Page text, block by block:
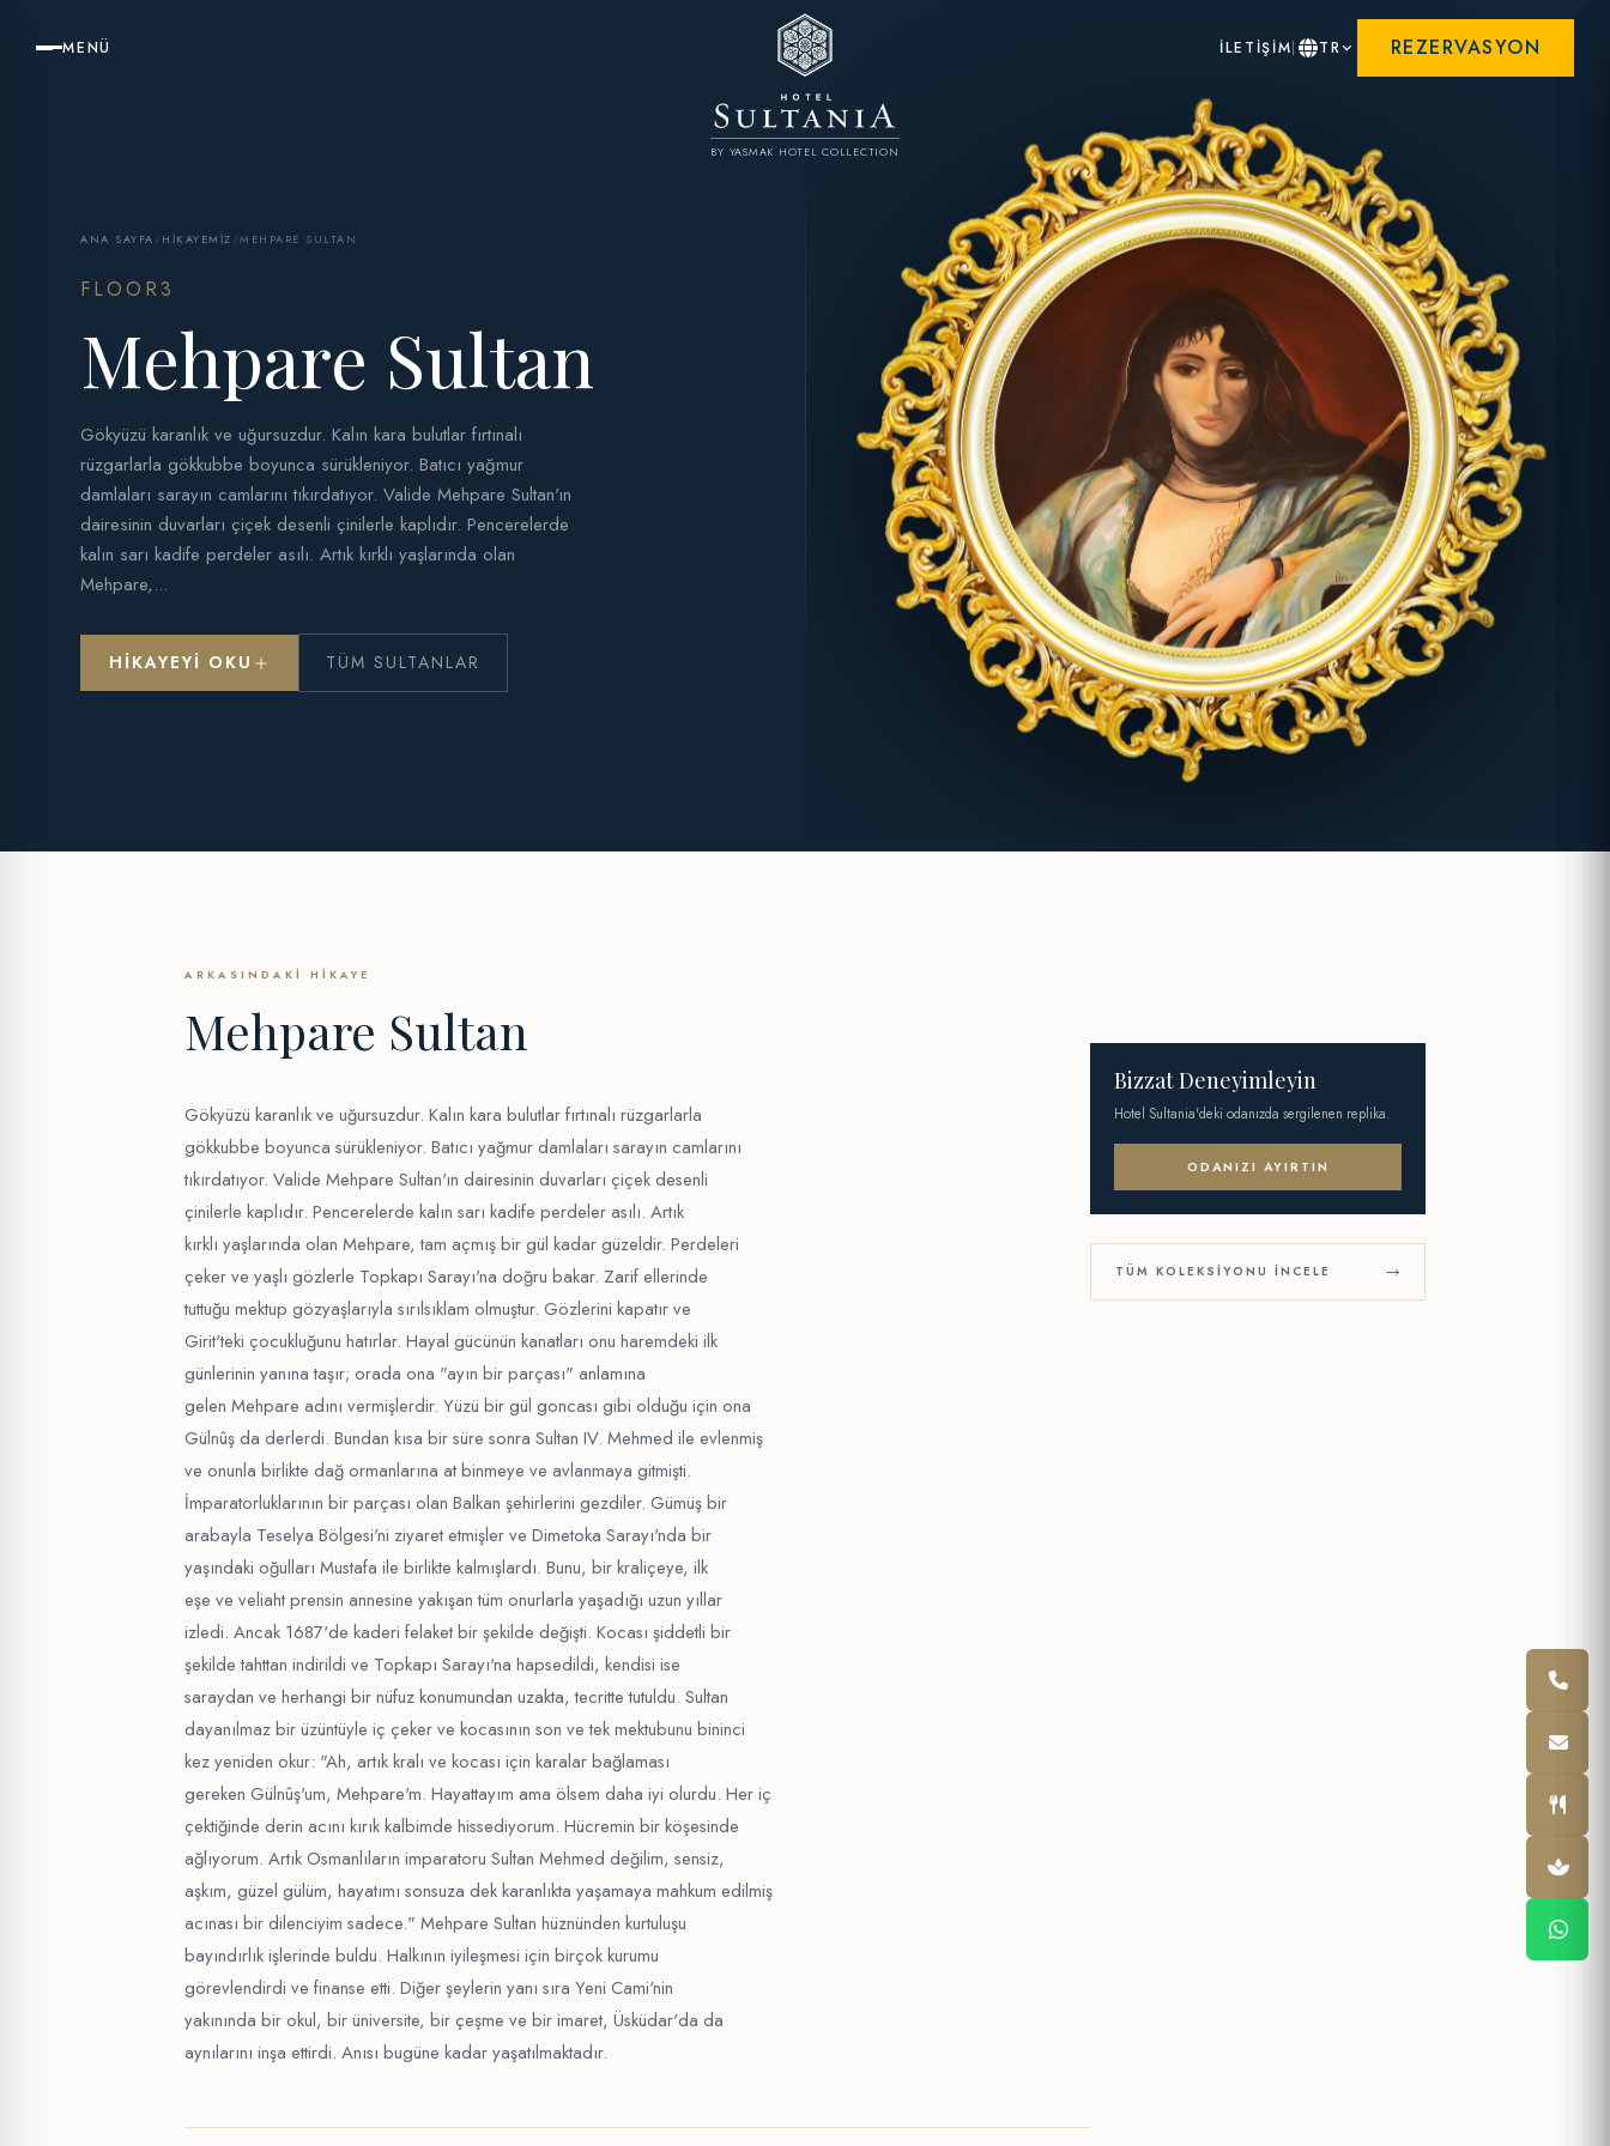
MENÜ
BY YASMAK HOTEL COLLECTION
İLETİŞİM TR REZERVASYON
ANA SAYFA / HIKAYEMIZ /MEHPARE SULTAN
FLOOR3
Mehpare Sultan
Gökyüzü karanlık ve uğursuzdur. Kalın kara bulutlar fırtınalı
rüzgarlarla gökkubbe boyunca sürükleniyor. Batıcı yağmur
damlaları sarayın camlarını tıkırdatıyor. Valide Mehpare Sultan'ın
dairesinin duvarları çiçek desenli çinilerle kaplıdır. Pencerelerde
kalın sarı kadife perdeler asılı. Artık kırklı yaşlarında olan
Mehpare,...
HIKAYEYI OKU TÜM SULTANLAR
ARKASINDAKI HIKAYE
Mehpare Sultan
Gökyüzü karanlık ve uğursuzdur. Kalın kara bulutlar fırtınalı rüzgarlarla
gökkubbe boyunca sürükleniyor. Batıcı yağmur damlaları sarayın camlarını
tıkırdatıyor. Valide Mehpare Sultan'ın dairesinin duvarları çiçek desenli
çinilerle kaplıdır. Pencerelerde kalın sarı kadife perdeler asılı. Artık
kırklı yaşlarında olan Mehpare, tam açmış bir gül kadar güzeldir. Perdeleri
çeker ve yaşlı gözlerle Topkapı Sarayı'na doğru bakar. Zarif ellerinde
tuttuğu mektup gözyaşlarıyla sırılsıklam olmuştur. Gözlerini kapatır ve
Girit'teki çocukluğunu hatırlar. Hayal gücünün kanatları onu haremdeki ilk
günlerinin yanına taşır; orada ona "ayın bir parçası" anlamına
gelen Mehpare adını vermişlerdir. Yüzü bir gül goncası gibi olduğu için ona
Gülnûş da derlerdi. Bundan kısa bir süre sonra Sultan IV. Mehmed ile evlenmiş
ve onunla birlikte dağ ormanlarına at binmeye ve avlanmaya gitmişti.
İmparatorluklarının bir parçası olan Balkan şehirlerini gezdiler. Gümüş bir
arabayla Teselya Bölgesi'ni ziyaret etmişler ve Dimetoka Sarayı'nda bir
yaşındaki oğulları Mustafa ile birlikte kalmışlardı. Bunu, bir kraliçeye, ilk
eşe ve veliaht prensin annesine yakışan tüm onurlarla yaşadığı uzun yıllar
izledi. Ancak 1687'de kaderi felaket bir şekilde değişti. Kocası şiddetli bir
şekilde tahttan indirildi ve Topkapı Sarayı'na hapsedildi, kendisi ise
saraydan ve herhangi bir nüfuz konumundan uzakta, tecritte tutuldu. Sultan
dayanılmaz bir üzüntüyle iç çeker ve kocasının son ve tek mektubunu bininci
kez yeniden okur: "Ah, artık kralı ve kocası için karalar bağlaması
gereken Gülnûş'um, Mehpare'm. Hayattayım ama ölsem daha iyi olurdu. Her iç
çektiğinde derin acını kırık kalbimde hissediyorum. Hücremin bir köşesinde
ağlıyorum. Artık Osmanlıların imparatoru Sultan Mehmed değilim, sensiz,
aşkım, güzel gülüm, hayatımı sonsuza dek karanlıkta yaşamaya mahkum edilmiş
acınası bir dilenciyim sadece." Mehpare Sultan hüznünden kurtuluşu
bayındırlık işlerinde buldu. Halkının iyileşmesi için birçok kurumu
görevlendirdi ve finanse etti. Diğer şeylerin yanı sıra Yeni Cami'nin
yakınında bir okul, bir üniversite, bir çeşme ve bir imaret, Üsküdar'da da
aynılarını inşa ettirdi. Anısı bugüne kadar yaşatılmaktadır.
Bizzat Deneyimleyin
Hotel Sultania'deki odanızda sergilenen replika.
ODANIZI AYIRTIN
TÜM KOLEKSIYONU İNCELE